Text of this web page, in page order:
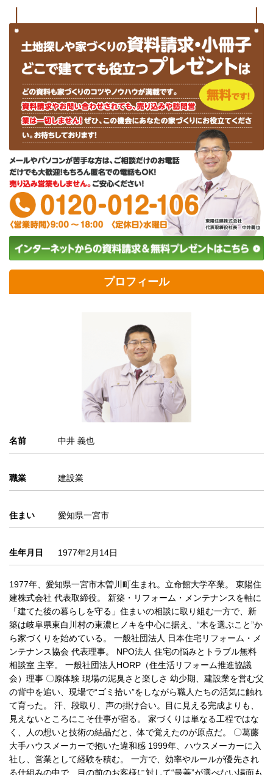
プロフィール
名前 中井 義也
職業 建設業
住まい 愛知県一宮市
生年月日 1977年2月14日
1977年、愛知県一宮市木曽川町生まれ。立命館大学卒業。 東陽住
建株式会社 代表取締役。 新築・リフォーム・メンテナンスを軸に
「建てた後の暮らしを守る」住まいの相談に取り組む一方で、新
築は岐阜県東白川村の東濃ヒノキを中心に据え、“木を選ぶこと”か
ら家づくりを始めている。 一般社団法人 日本住宅リフォーム・メ
ンテナンス協会 代表理事。 NPO法人 住宅の悩みとトラブル無料
相談室 主宰。 一般社団法人HORP（住生活リフォーム推進協議
会）理事 〇原体験 現場の泥臭さと楽しさ 幼少期、建設業を営む父
の背中を追い、現場で“ゴミ拾い”をしながら職人たちの活気に触れ
て育った。 汗、段取り、声の掛け合い。目に見える完成よりも、
見えないところにこそ仕事が宿る。 家づくりは単なる工程ではな
く、人の想いと技術の結晶だと、体で覚えたのが原点だ。 〇葛藤
大手ハウスメーカーで抱いた違和感 1999年、ハウスメーカーに入
社し、営業として経験を積む。 一方で、効率やルールが優先され
る仕組みの中で、目の前のお客様に対して“最善”が選べない場面も